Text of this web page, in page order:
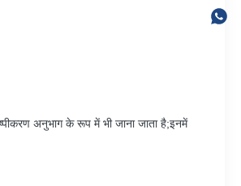
अनुभाग के रूप में भी जाना जाता है;इनमें